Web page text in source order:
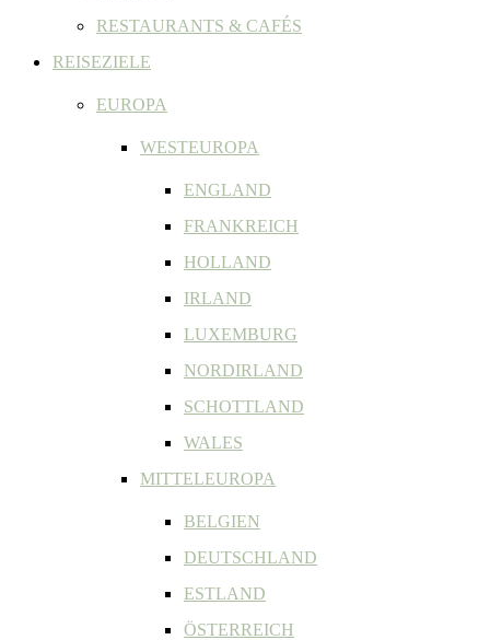
RESTAURANTS & CAFÉS
REISEZIELE
EUROPA
WESTEUROPA
ENGLAND
FRANKREICH
HOLLAND
IRLAND
LUXEMBURG
NORDIRLAND
SCHOTTLAND
WALES
MITTELEUROPA
BELGIEN
DEUTSCHLAND
ESTLAND
ÖSTERREICH